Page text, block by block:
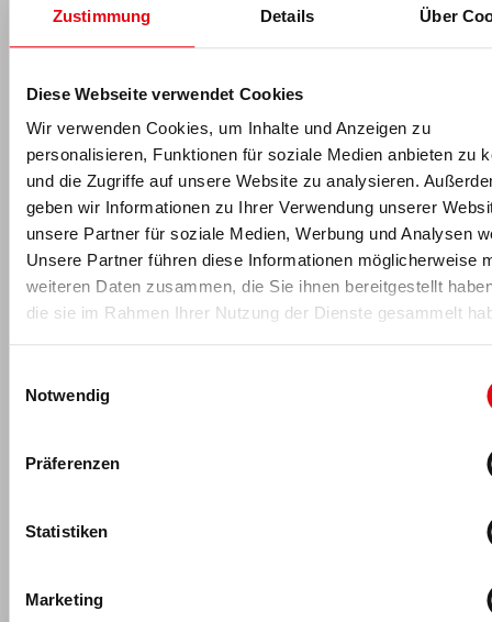
Zustimmung Details Über
Diese Webseite verwendet Cookies
Wir verwenden Cookies, um Inhalte und Anzeigen zu
personalisieren, Funktionen für soziale Medien anbieten zu
und die Zugriffe auf unsere Website zu analysieren.
geben wir Informationen zu Ihrer Verwendung unserer
unsere Partner für soziale Medien, Werbung und Analysen
Unsere Partner führen diese Informationen möglicherweise
weiteren Daten zusammen, die Sie ihnen bereitgestellt
die sie im Rahmen Ihrer Nutzung der Dienste gesammelt
Notwendig
Präferenzen
Statistiken
Marketing
Ernährungsberatung sowie Prävention und
Hochschulweiterbildungen an. Die DHfPG qualifiziert derzeit
setzen auf die Studiengänge beim Themenführer der
Branche. Die als 'Beste private Hochschule im Bereich
Gesundheit' ausgezeichnete DHfPG gehört zu den größten
privaten Hochschulen in Deutschland.